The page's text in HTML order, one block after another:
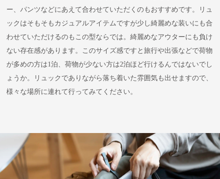
ー、パンツなどにあえて合わせていただくのもおすすめです。リュ
ックはそもそもカジュアルアイテムですが少し綺麗めな装いにも合
わせていただけるのもこの型ならでは。綺麗めなアウターにも負け
ない存在感があります。このサイズ感ですと旅行や出張などで荷物
が多めの方は1泊、荷物が少ない方は2泊ほど行けるんではないでし
ょうか。リュックでありながら落ち着いた雰囲気も出せますので、
様々な場所に連れて行ってみてください。